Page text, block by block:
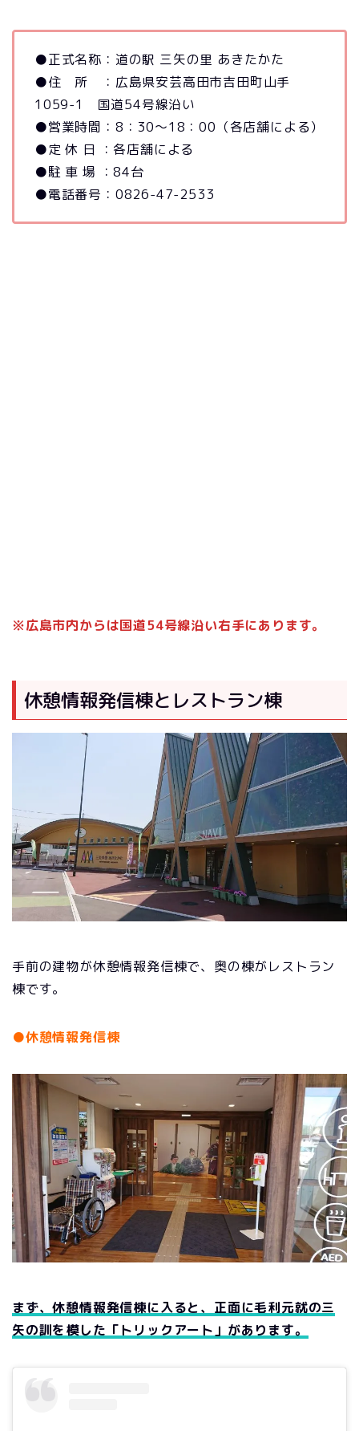
●正式名称：道の駅 三矢の里 あきたかた
●住 所 ：広島県安芸高田市吉田町山手
1059-1 国道54号線沿い
●営業時間：8：30～18：00（各店舗による）
●定 休 日 ：各店舗による
●駐 車 場 ：84台
●電話番号：0826-47-2533
※広島市内からは国道54号線沿い右手にあります。
休憩情報発信棟とレストラン棟
手前の建物が休憩情報発信棟で、奥の棟がレストラン
棟です。
●休憩情報発信棟
まず、休憩情報発信棟に入ると、正面に毛利元就の三
矢の訓を模した「トリックアート」があります。